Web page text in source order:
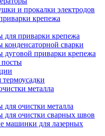
и прокалки электродов
крепежа
для приварки крепежа
конденсаторной сварки
дуговой приварки крепежа
посты
металла
для очистки металла
для очистки сварных швов
машинки для лазерных